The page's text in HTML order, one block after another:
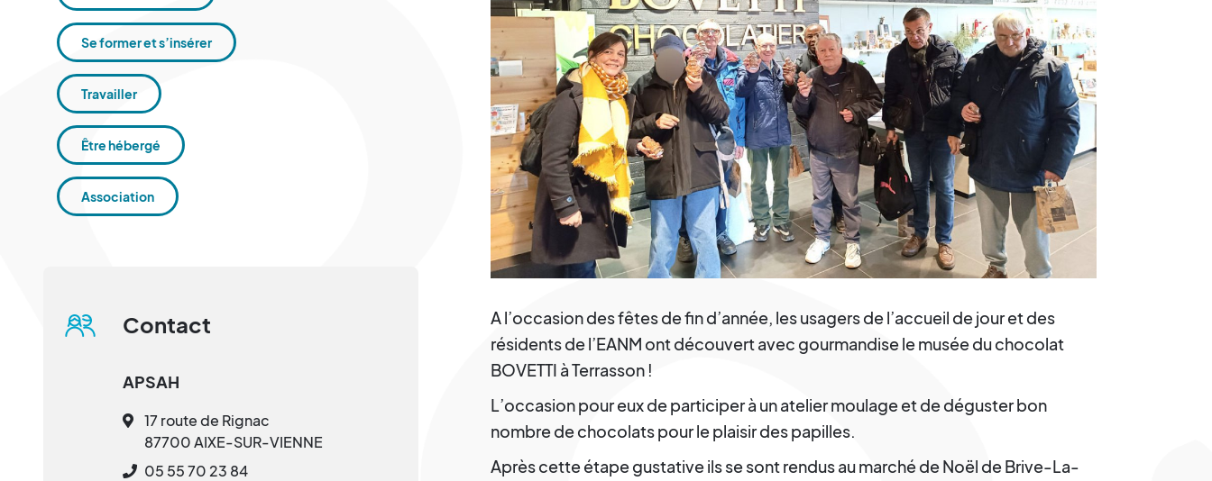
A l’occasion des fêtes de fin d’année, les usagers de l’accueil de jour et des
résidents de l’EANM ont découvert avec gourmandise le musée du chocolat
BOVETTI à Terrasson !
L’occasion pour eux de participer à un atelier moulage et de déguster bon
nombre de chocolats pour le plaisir des papilles.
Après cette étape gustative ils se sont rendus au marché de Noël de Brive-La-
Se former et s’insérer
Travailler
Être hébergé
Association
Contact
APSAH
17 route de Rignac
87700 AIXE-SUR-VIENNE
05 55 70 23 84